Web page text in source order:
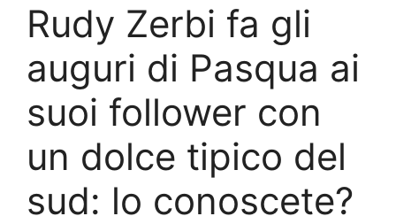
Rudy Zerbi fa gli
auguri di Pasqua ai
suoi follower con
un dolce tipico del
sud: lo conoscete?